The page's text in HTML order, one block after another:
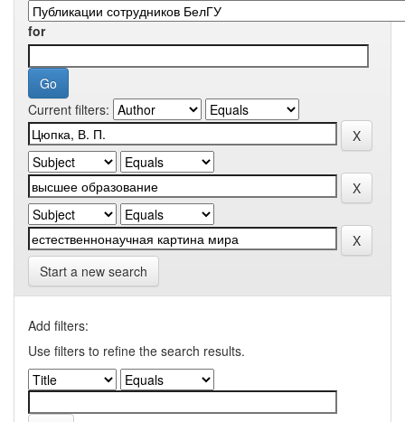
for
Current filters:
Start a new search
Add filters:
Use filters to refine the search results.